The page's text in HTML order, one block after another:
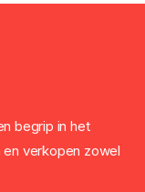
begrip in het
verkopen zowel